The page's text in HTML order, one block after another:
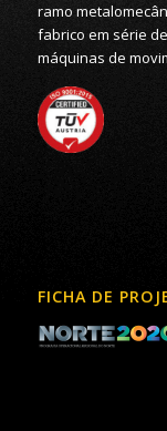
ramo
fabrico em série
máquinas de
FICHA DE